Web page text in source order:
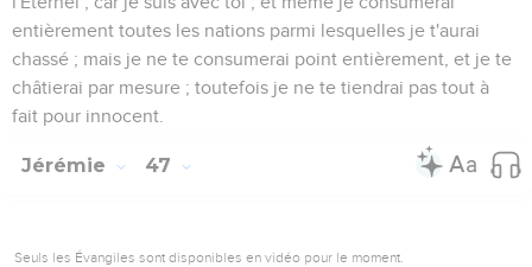
entièrement toutes les nations parmi lesquelles je t'aurai
chassé ; mais je ne te consumerai point entièrement, et je te
châtierai par mesure ; toutefois je ne te tiendrai pas tout à
fait pour innocent.
Jérémie 47
Seuls les Évangiles sont disponibles en vidéo pour le moment.